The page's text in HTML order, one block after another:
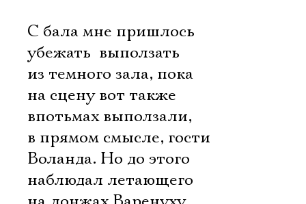
С бала мне пришлось
убежать  выползать
из темного зала, пока
на сцену вот также
впотьмах выползали,
в прямом смысле, гости
Воланда. Но до этого
наблюдал летающего